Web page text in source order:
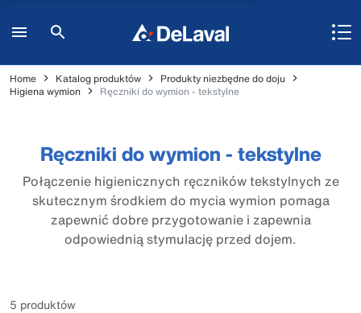
Home Katalog produktów
Produkty niezbędne do doju
Higiena wymion
Ręczniki do wymion - tekstylne
Ręczniki do wymion - tekstylne
Połączenie higienicznych ręczników tekstylnych ze
skutecznym środkiem do mycia wymion pomaga
zapewnić dobre przygotowanie i zapewnia
odpowiednią stymulację przed dojem.
5 produktów